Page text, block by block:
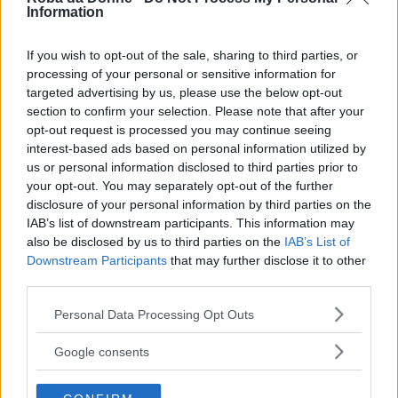
Information
If you wish to opt-out of the sale, sharing to third parties, or
processing of your personal or sensitive information for
targeted advertising by us, please use the below opt-out
section to confirm your selection. Please note that after your
opt-out request is processed you may continue seeing
interest-based ads based on personal information utilized by
us or personal information disclosed to third parties prior to
your opt-out. You may separately opt-out of the further
disclosure of your personal information by third parties on the
IAB’s list of downstream participants. This information may
also be disclosed by us to third parties on the IAB’s List of
Downstream Participants that may further disclose it to other
Please note that this website/app uses one or more Google
not limited to your visit or usage behaviour. You may click to
use your data for below specified purposes in below Google
Personal Data Processing Opt Outs
Google consents
Continua a leggere dopo la pubblicità
I risultati dell’esperimento, pubblicati sul sito
Bustle, sono stati molto interessanti: su 21 paesi
interpellati, solo 3 (Ucraina, Messico e
Lettonia) hanno modificato pesantemente il
volto, rendendolo più sottile e smunto.
La maggior parte delle persone che ha lavorato
sul volto di Maria ha aggiunto del trucco, ha
cambiato il colore dei capelli o ha stravolto
l’acconciatura.